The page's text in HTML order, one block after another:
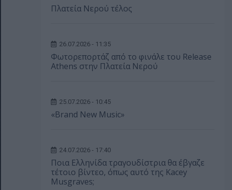
Πλατεία Νερού τέλος
26.07.2026 - 11:35
Φωτορεπορτάζ από το φινάλε του Release
Athens στην Πλατεία Νερού
25.07.2026 - 10:45
«Brand New Music»
24.07.2026 - 17:40
Ποια Ελληνίδα τραγουδίστρια θα έβγαζε
τέτοιο βίντεο, όπως αυτό της Kacey
Musgraves;